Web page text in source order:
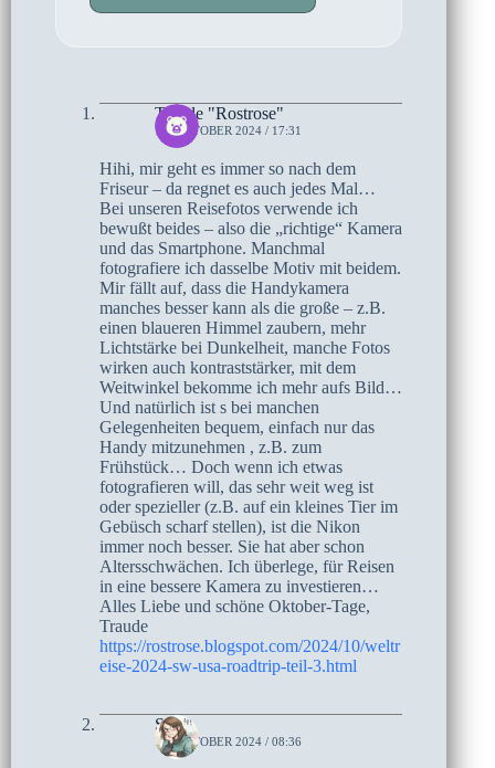
Traude "Rostrose"
16. OKTOBER 2024 / 17:31
Hihi, mir geht es immer so nach dem
Friseur – da regnet es auch jedes Mal…
Bei unseren Reisefotos verwende ich
bewußt beides – also die „richtige“ Kamera
und das Smartphone. Manchmal
fotografiere ich dasselbe Motiv mit beidem.
Mir fällt auf, dass die Handykamera
manches besser kann als die große – z.B.
einen blaueren Himmel zaubern, mehr
Lichtstärke bei Dunkelheit, manche Fotos
wirken auch kontraststärker, mit dem
Weitwinkel bekomme ich mehr aufs Bild…
Und natürlich ist s bei manchen
Gelegenheiten bequem, einfach nur das
Handy mitzunehmen , z.B. zum
Frühstück… Doch wenn ich etwas
fotografieren will, das sehr weit weg ist
oder spezieller (z.B. auf ein kleines Tier im
Gebüsch scharf stellen), ist die Nikon
immer noch besser. Sie hat aber schon
Altersschwächen. Ich überlege, für Reisen
in eine bessere Kamera zu investieren…
Alles Liebe und schöne Oktober-Tage,
Traude
https://rostrose.blogspot.com/2024/10/weltr
eise-2024-sw-usa-roadtrip-teil-3.html
Sari
15. OKTOBER 2024 / 08:36